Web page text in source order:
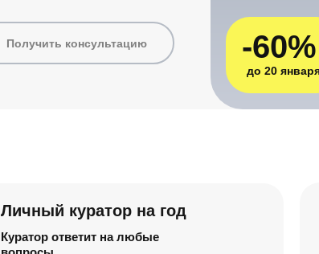
-60%
до 20
Получить консультацию
Личный куратор на год
Куратор ответит на любые